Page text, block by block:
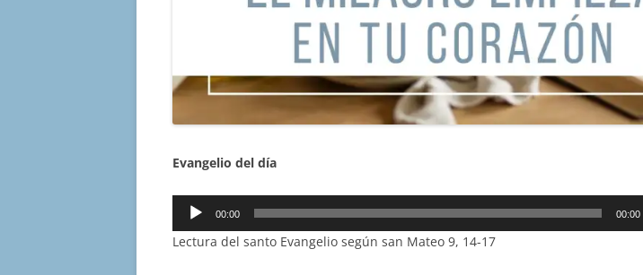
Evangelio del día
Reproductor
audio
00:00 00:00
Lectura del santo Evangelio según san Mateo 9, 14-17